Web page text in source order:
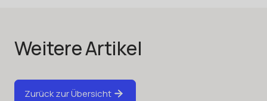
Weitere Artikel
Zurück zur Übersicht